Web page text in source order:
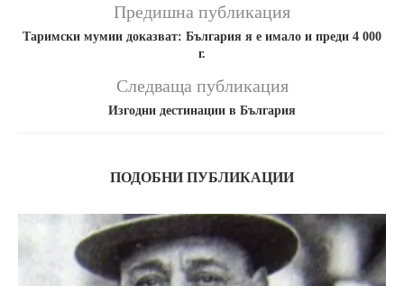
Предишна публикация
Таримски мумии доказват: България я е имало и преди 4 000
г.
Следваща публикация
Изгодни дестинации в България
ПОДОБНИ ПУБЛИКАЦИИ